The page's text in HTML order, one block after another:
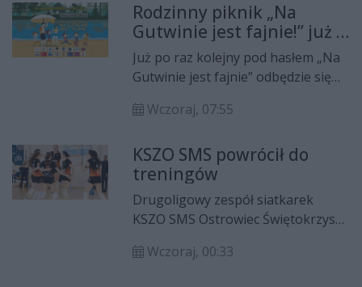
poboru krwi odwiedzi w
najbliższych dniach kilka
miejscowości w regionie.
Rodzinny piknik „Na
Gutwinie jest fajnie!” już 9
sierpnia!
Już po raz kolejny pod hasłem „Na
Gutwinie jest fajnie” odbędzie się
przez Miejski Ośrodek Sportu i
Świętokrzyskim. Wydarzenie
zaplanowano na niedzielę, 9
sierpnia, w godzinach 16:00-19:00
na terenie Ośrodka Gutwin.
Patronat nad imprezą objął
Prezydent Miasta Ostrowca
Wczoraj, 07:55
KSZO SMS powrócił do
treningów
Drugoligowy zespół siatkarek
KSZO SMS Ostrowiec Świętokrzyski
pod opieką trenera Piotra
Wczoraj, 00:33